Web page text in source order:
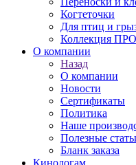
Когтеточки
Для птиц и
Коллекция
О компании
Назад
О компании
Новости
Сертификаты
Политика
Наше
Полезные
Бланк заказа
Кинологам